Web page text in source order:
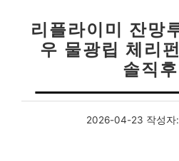
리플라이미 잔망
우 물광립 체리
솔직후
2026-04-23 작성자: